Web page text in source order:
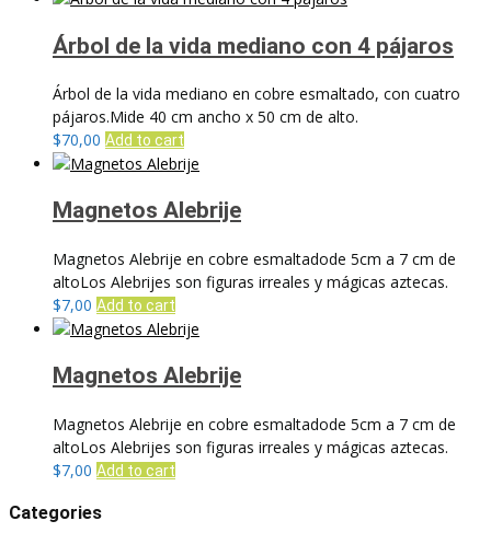
Árbol de la vida mediano con 4 pájaros
Árbol de la vida mediano en cobre esmaltado, con cuatro
pájaros.Mide 40 cm ancho x 50 cm de alto.
$70,00 Add to cart
Magnetos Alebrije
Magnetos Alebrije en cobre esmaltadode 5cm a 7 cm de
altoLos Alebrijes son figuras irreales y mágicas aztecas.
$7,00 Add to cart
Magnetos Alebrije
Magnetos Alebrije en cobre esmaltadode 5cm a 7 cm de
altoLos Alebrijes son figuras irreales y mágicas aztecas.
$7,00 Add to cart
Categories